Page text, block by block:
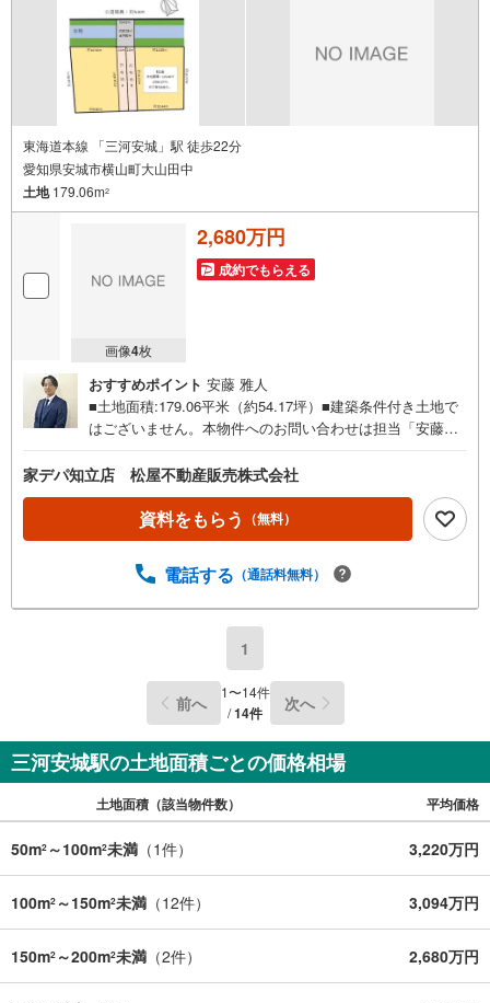
東海道本線 「三河安城」駅 徒歩22分
愛知県安城市横山町大山田中
土地179.06m2
画像4枚
2,680万円
成約でもらえる
おすすめポイント 安藤 雅人
■土地面積:179.06平米（約54.17坪）■建築条件付き土地で
はございません。本物件へのお問い合わせは担当「安藤」
家デパ知立店 松屋不動産販売株式会社
資料をもらう （無料）
電話する （通話料無料）
1
前へ 1〜14件
/14件 次へ
三河安城駅の土地面積ごとの価格相場
土地面積（該当物件数） 平均価格
50m2 ～100m2未満 （1件） 3,220万円
100m2 ～150m2未満 （12件） 3,094万円
150m2 ～200m2未満 （2件） 2,680万円